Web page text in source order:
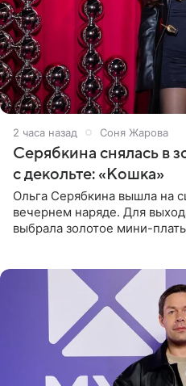
2 часа назад Соня Жарова
Серябкина снялась в
с декольте: «Кошка»
Ольга Серябкина вышла на
вечернем наряде. Для
выбрала золотое мини-